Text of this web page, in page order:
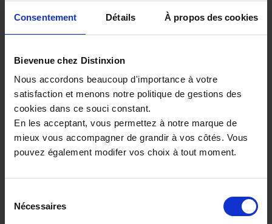
Consentement Détails À propos des cookies
Bievenue chez Distinxion
Nous accordons beaucoup d'importance à votre
satisfaction et menons notre politique de gestions des
cookies dans ce souci constant.
En les acceptant, vous permettez à notre marque de
mieux vous accompagner de grandir à vos côtés. Vous
pouvez également modifer vos choix à tout moment.
Nécessaires
15 480€
SKODA FABIA